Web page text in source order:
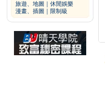
旅遊、地圖
休閒娛樂
漫畫、插圖
限制級